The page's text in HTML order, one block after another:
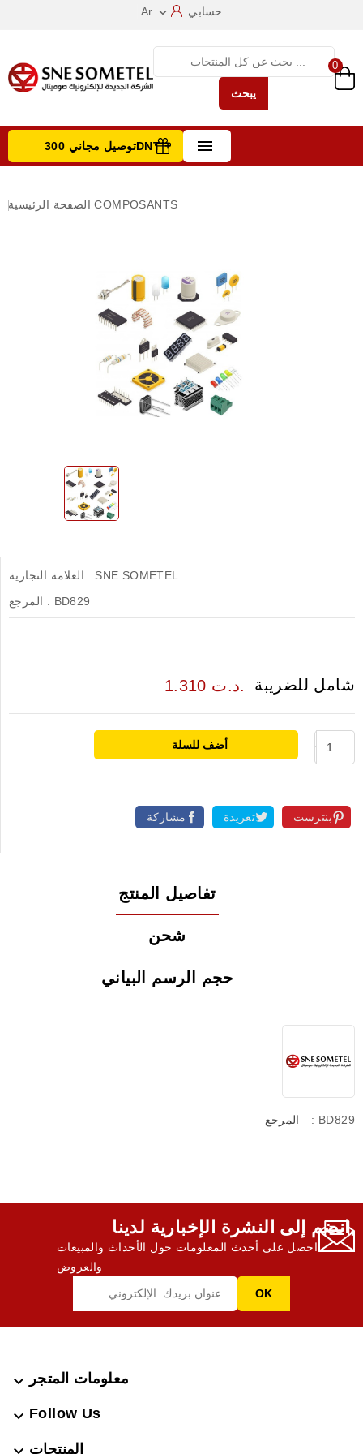
Ar  حسابي
يبحث
0
 توصيل مجاني 300DNT +
الصفحة الرئيسية COMPOSANTS
العلامة التجارية : SNE SOMETEL
المرجع : BD829
1.310 د.ت. شامل للضريبة
أضف للسلة
مشاركة تغريدة بنترست
تفاصيل المنتج
شحن
حجم الرسم البياني
المرجع : BD829
انضم إلى النشرة الإخبارية لدينا,
احصل على أحدث المعلومات حول الأحداث والمبيعات
والعروض
معلومات المتجر 
Follow Us

المنتجات